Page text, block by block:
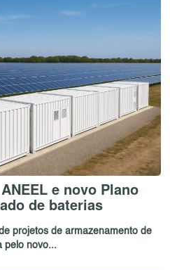
e novo Plano
de baterias
projetos de armazenamento de
pelo novo...